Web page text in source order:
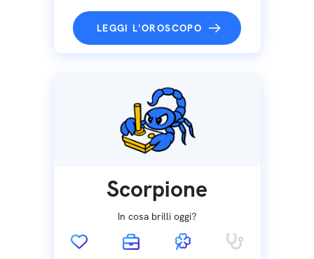
LEGGI L'OROSCOPO
Scorpione
In cosa brilli oggi?